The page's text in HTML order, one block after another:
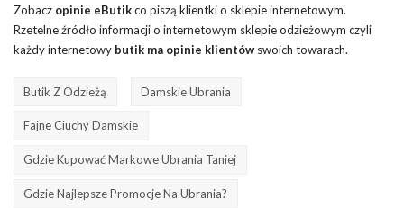
Zobacz opinie eButikco piszą klientki o sklepie internetowym.
Rzetelne źródło informacji o internetowym sklepie odzieżowym czyli
każdy internetowy butik ma opinie klientów swoich towarach.
Butik Z Odzieżą Damskie Ubrania
Fajne Ciuchy Damskie
Gdzie Kupować Markowe Ubrania Taniej
Gdzie Najlepsze Promocje Na Ubrania?